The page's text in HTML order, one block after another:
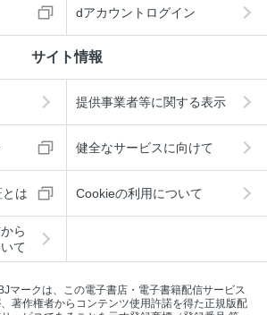
dアカウントログイン
サイト情報
提供事業者等に関する表示
健全なサービスに向けて
は Cookieの利用について
ら
て
マークは、この電子書店・電子書籍配信サービス
著作権者からコンテンツ使用許諾を得た正規版配